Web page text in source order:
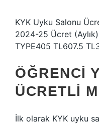
KYK Uyku Salonu
2024-25 Ücret
TYPE405 TL607.5
ÖĞRENCI
ÜCRETLI
İlk olarak KYK uyku